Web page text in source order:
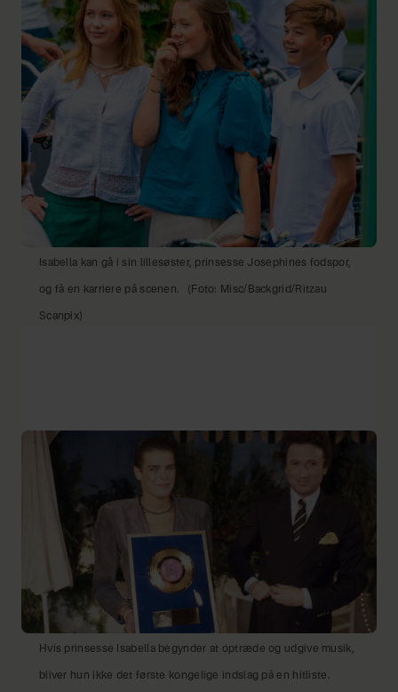
Isabella kan gå i sin lillesøster, prinsesse Josephines fodspor,
og få en karriere på scenen. (Foto: Misc/Backgrid/Ritzau
Scanpix)
Hvis prinsesse Isabella begynder at optræde og udgive musik,
bliver hun ikke det første kongelige indslag på en hitliste.